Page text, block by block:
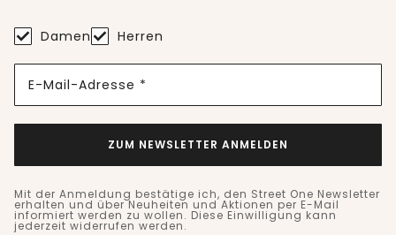
Damen Herren
E-Mail-Adresse *
ZUM NEWSLETTER ANMELDEN
Mit der Anmeldung bestätige ich, den Street One Newsletter
erhalten und über Neuheiten und Aktionen per E-Mail
informiert werden zu wollen. Diese Einwilligung kann
jederzeit widerrufen werden.